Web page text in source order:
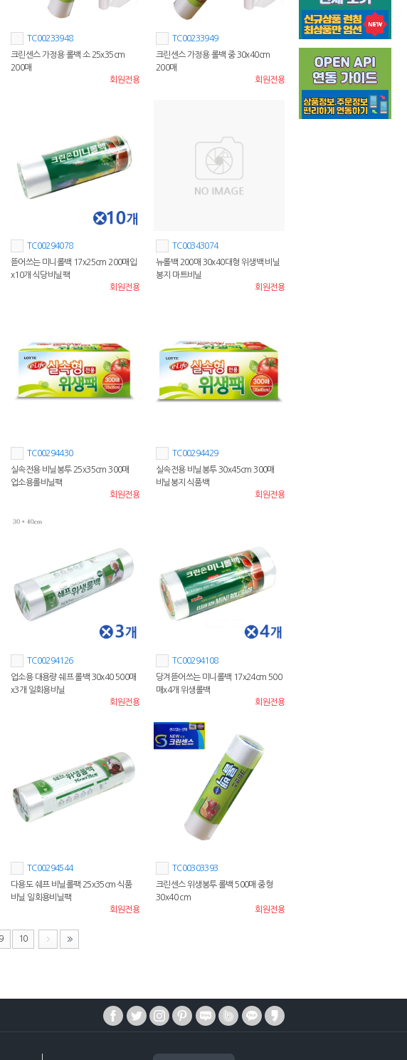
TC00233948
크린센스 가정용 롤백 소 25x35cm
200매
회원전용
TC00233949
크린센스 가정용 롤백 중 30x40cm
200매
회원전용
TC00294078
뜯어쓰는 미니롤백 17x25cm 200매입
x10개 식당비닐팩
회원전용
TC00343074
뉴롤백 200매 30x40대형 위생백 비닐
봉지 마트비닐
회원전용
TC00294430
실속전용 비닐봉투 25x35cm 300매
업소용롤비닐팩
회원전용
TC00294429
실속전용 비닐봉투 30x45cm 300매
비닐봉지 식품백
회원전용
TC00294126
업소용 대용량 쉐프 롤백 30x40 500매
x3개 일회용비닐
회원전용
TC00294108
당겨뜯어쓰는 미니롤백 17x24cm 500
매x4개 위생롤백
회원전용
TC00294544
다용도 쉐프 비닐롤팩 25x35cm 식품
비닐 일회용비닐팩
회원전용
TC00303393
크린센스 위생봉투 롤백 500매 중형
30x40 cm
회원전용
9 10